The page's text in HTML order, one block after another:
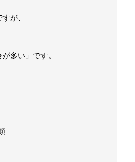
が、
多い」です。